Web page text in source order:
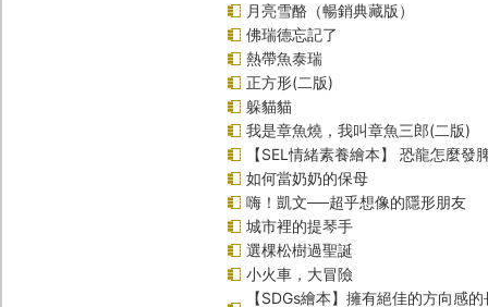
月亮雪酪（暢銷典藏版）
佛瑞德忘記了
熱帶魚泰瑞
正方形(二版)
躲貓貓
我是章魚燒，我叫章魚三郎(二版)
【SEL情緒素養繪本】 恐龍怎麼發
如何當奶奶的保母
嗨！凱文──超乎想像的隱形朋友
城市裡的提琴手
選棵松樹過聖誕
小火車，大冒險
【SDGs繪本】擁有絕佳的方向感